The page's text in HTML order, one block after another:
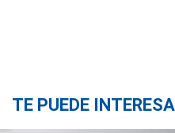
TE PUEDE